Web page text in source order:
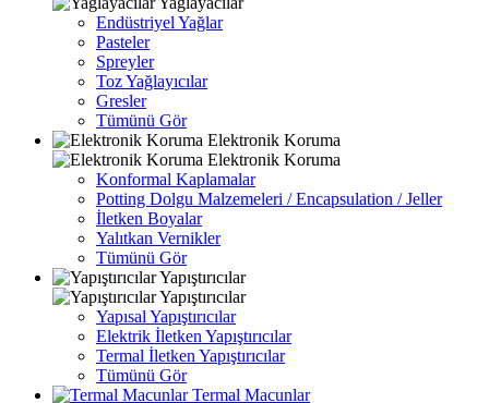
Endüstriyel Yağlar
Pasteler
Spreyler
Toz Yağlayıcılar
Gresler
Tümünü Gör
Elektronik Koruma
Elektronik Koruma
Konformal Kaplamalar
Potting Dolgu Malzemeleri / Encapsulation / Jeller
İletken Boyalar
Yalıtkan Vernikler
Tümünü Gör
Yapıştırıcılar
Yapıştırıcılar
Yapısal Yapıştırıcılar
Elektrik İletken Yapıştırıcılar
Termal İletken Yapıştırıcılar
Tümünü Gör
Termal Macunlar